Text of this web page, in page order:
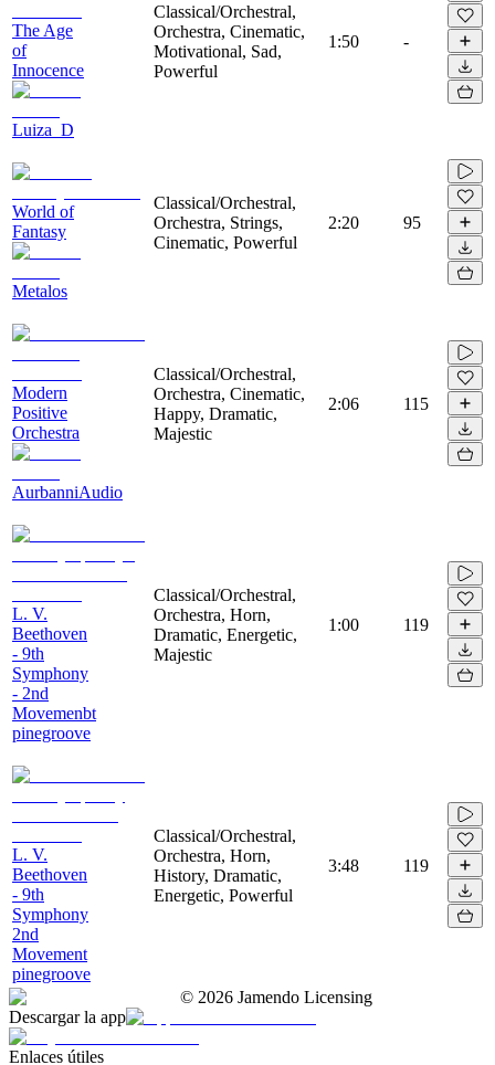
The Age
of
Innocence
Luiza_D
Classical/Orchestral,
Orchestra, Cinematic,
Motivational, Sad,
Powerful
1:50 -
World of
Fantasy
Metalos
Classical/Orchestral,
Orchestra, Strings,
Cinematic, Powerful
2:20 95
Modern
Positive
Orchestra
AurbanniAudio
Classical/Orchestral,
Orchestra, Cinematic,
Happy, Dramatic,
Majestic
2:06 115
L. V.
Beethoven
- 9th
Symphony
- 2nd
Movemenbt
pinegroove
Classical/Orchestral,
Orchestra, Horn,
Dramatic, Energetic,
Majestic
1:00 119
L. V.
Beethoven
- 9th
Symphony
2nd
Movement
pinegroove
Classical/Orchestral,
Orchestra, Horn,
History, Dramatic,
Energetic, Powerful
3:48 119
© 2026 Jamendo Licensing
Descargar la app
Enlaces útiles